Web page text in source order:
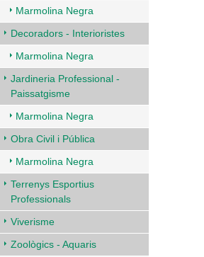
Marmolina Negra
Decoradors - Interioristes
Marmolina Negra
Jardineria Professional -
Paissatgisme
Marmolina Negra
Obra Civil i Pública
Marmolina Negra
Terrenys Esportius
Professionals
Viverisme
Zoològics - Aquaris